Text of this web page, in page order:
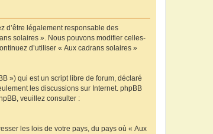
d’être légalement responsable des
solaires ». Nous pouvons modifier celles-
d’utiliser « Aux cadrans solaires »
») qui est un script libre de forum, déclaré
les discussions sur Internet. phpBB
veuillez consulter :
les lois de votre pays, du pays où « Aux